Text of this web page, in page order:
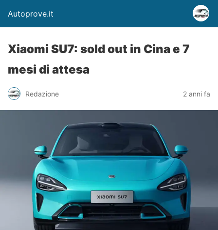
Autoprove.it
Xiaomi SU7: sold out in Cina e 7
mesi di attesa
Redazione 2 anni fa